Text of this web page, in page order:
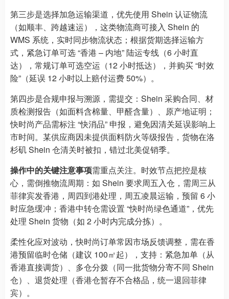
第三步是选择加急运输渠道，优先使用 Shein 认证物流
（如顺丰、跨越速运），这类物流商可接入 Shein 的
WMS 系统，实时同步物流状态；根据货期选择运输方
式，紧急订单可选 “香港 – 内地” 陆运专线（6 小时直
达），常规订单可选空运（12 小时抵达），并购买 “时效
险”（延误 12 小时以上赔付运费 50%）。
第四步是合规申报与溯源，需提交：Shein 采购合同、材
质检测报告（如面料含棉量、甲醛含量）、原产地证明；
快时尚产品需标注 “快消品” 申报，避免因清关延误影响上
市时间。某供应商因未提供面料防火等级报告，货物在洛
杉矶 Shein 仓清关时被扣，错过北美促销季。
操作中的关键注意事项需重点关注。时效节点把控是核
心，需倒推物流周期：如 Shein 要求周五入仓，需周三从
菲律宾发香港，周四到港处理，周五凌晨运输，预留 6 小
时应急缓冲；香港中转仓需设置 “快时尚绿色通道”，优先
处理 Shein 货物（如 2 小时内完成分拣）。
柔性化应对波动，快时尚订单常因市场反馈调整，需在香
港预留临时仓储（建议 100㎡起），支持：紧急加单（从
香港直接调货）、多仓分拨（同一批货物分寄不同 Shein
仓）、退货处理（香港仓暂存不合格品，统一退回菲律
宾）。